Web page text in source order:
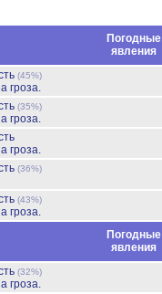
Погодные
явления
(45%)
гроза.
(35%)
гроза.
гроза.
(36%)
(43%)
гроза.
Погодные
явления
(32%)
гроза.